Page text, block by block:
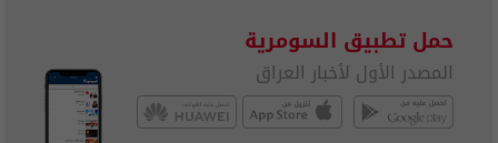
حمل تطبيق السومرية
المصدر الأول لأخبار العراق